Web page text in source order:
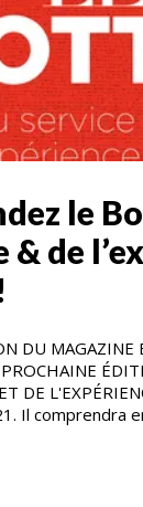
le
& de
DU MAGAZINE
PROCHAINE
DE
Il comprendra